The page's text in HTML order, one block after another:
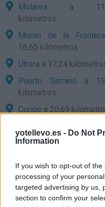
yotellevo.es - Do Not
Information
If you wish to opt-out of
processing of your
targeted advertising by us,
section to confirm your
Molares a
kilómetros
Moron de la Frontera
16,65 kilómetros
Utrera a 17,24
Puerto Serrano a
kilómetros
Coripe a 20,69
Villamartina
Paradasa
kilómetros
Palacios y Villafranca,